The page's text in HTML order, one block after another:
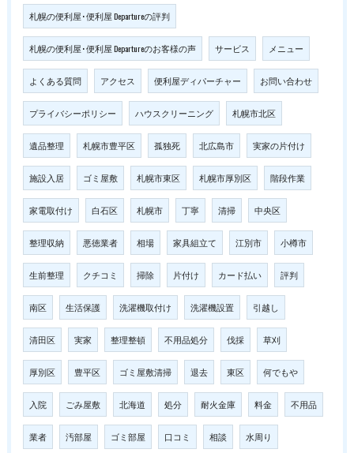
札幌の便利屋･便利屋 Departureの評判
札幌の便利屋･便利屋 Departureのお客様の声 サービス メニュー
よくある質問 アクセス 便利屋ディパーチャー お問い合わせ
プライバシーポリシー ハウスクリーニング 札幌市北区
遺品整理 札幌市豊平区 孤独死 北広島市 実家の片付け
施設入居 ゴミ屋敷 札幌市東区 札幌市厚別区 階段作業
家電取付け 白石区 札幌市 丁寧 清掃 中央区
整理収納 悪徳業者 相場 家具組立て 江別市 小樽市
生前整理 クチコミ 掃除 片付け カード払い 評判
南区 生活保護 洗濯機取付け 洗濯機設置 引越し
清田区 実家 整理整頓 不用品処分 伐採 草刈
厚別区 豊平区 ゴミ屋敷清掃 退去 東区 何でもや
入院 ごみ屋敷 北海道 処分 耐火金庫 料金 不用品
業者 汚部屋 ゴミ部屋 口コミ 相談 水周り